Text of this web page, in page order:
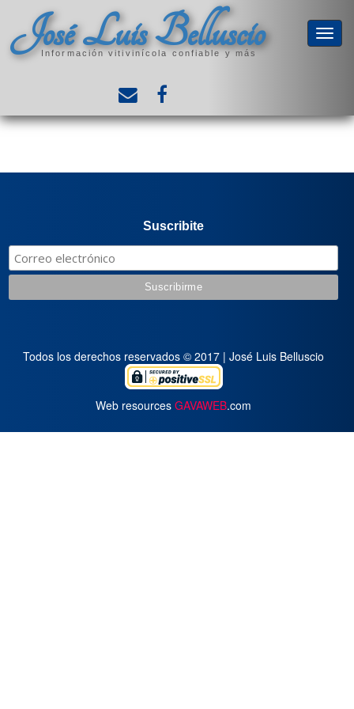
José Luis Belluscio
Información vitivinícola confiable y más
Suscribite
Todos los derechos reservados © 2017 | José Luis Belluscio
Web resources GAVAWEB.com